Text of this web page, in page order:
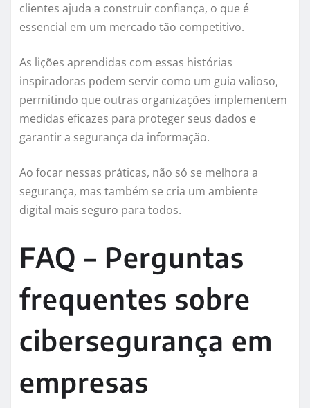
clientes ajuda a construir confiança, o que é
essencial em um mercado tão competitivo.
As lições aprendidas com essas histórias
inspiradoras podem servir como um guia valioso,
permitindo que outras organizações implementem
medidas eficazes para proteger seus dados e
garantir a segurança da informação.
Ao focar nessas práticas, não só se melhora a
segurança, mas também se cria um ambiente
digital mais seguro para todos.
FAQ – Perguntas
frequentes sobre
cibersegurança em
empresas